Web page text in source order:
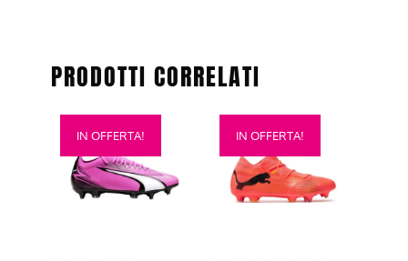
PRODOTTI CORRELATI
IN OFFERTA!
Questo
prodotto
IN OFFERTA!
Questo
prodotto